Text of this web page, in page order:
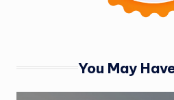
You May